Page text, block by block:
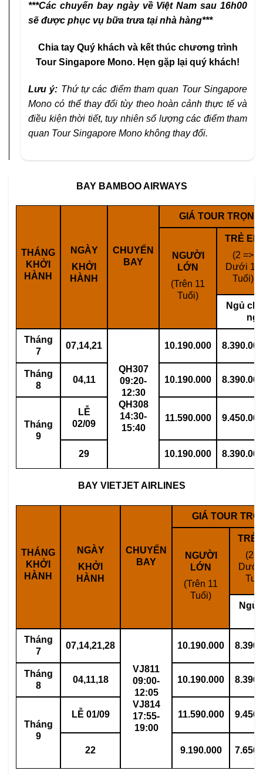
***Các chuyến bay ngày về Việt Nam sau 16h00
sẽ được phục vụ bữa trưa tại nhà hàng***
Chia tay Quý khách và kết thúc chương trình
Tour Singapore Mono. Hẹn gặp lại quý khách!
Lưu ý: Thứ tự các điểm tham quan Tour Singapore
Mono có thể thay đổi tùy theo hoàn cảnh thực tế và
điều kiện thời tiết, tuy nhiên số lượng các điểm tham
quan Tour Singapore Mono không thay đổi.
BAY BAMBOO AIRWAYS
THÁNG
KHỞI
HÀNH
NGÀY
KHỞI
HÀNH
CHUYẾN
BAY
GIÁ TOUR TRỌN
NGƯỜI
LỚN
(Trên 11
Tuổi)
TRẺ EM
(2 =>
Dưới 11
Tuổi)
Ngủ
Tháng
7
07,14,21
QH307
09:20-
12:30
QH308
14:30-
15:40
10.190.000 8.390.000
Tháng
8
04,11 10.190.000 8.390.000
Tháng
9
LỄ
02/09
11.590.000 9.450.000
29 10.190.000 8.390.000
BAY VIETJET AIRLINES
THÁNG
KHỞI
HÀNH
NGÀY
KHỞI
HÀNH
CHUYẾN
BAY
GIÁ TOUR
NGƯỜI
LỚN
(Trên 11
Tuổi)
TRẺ
(2
Dưới
Ngủ
Tháng
7
07,14,21,28
VJ811
09:00-
12:05
VJ814
17:55-
19:00
10.190.000
Tháng
8
04,11,18 10.190.000
Tháng
9
LỄ 01/09 11.590.000
22 9.190.000